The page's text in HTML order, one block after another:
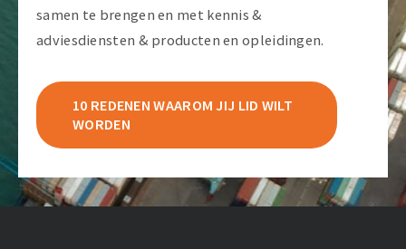
samen te brengen en met kennis &
adviesdiensten & producten en opleidingen.
10 REDENEN WAAROM JIJ LID WILT
WORDEN